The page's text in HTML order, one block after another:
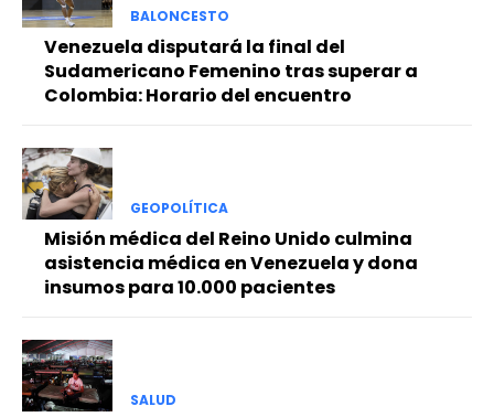
BALONCESTO
Venezuela disputará la final del
Sudamericano Femenino tras superar a
Colombia: Horario del encuentro
GEOPOLÍTICA
Misión médica del Reino Unido culmina
asistencia médica en Venezuela y dona
insumos para 10.000 pacientes
SALUD